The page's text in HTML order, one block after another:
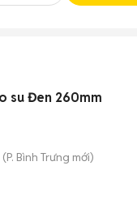
su Đen 260mm
(P. Bình Trưng mới)